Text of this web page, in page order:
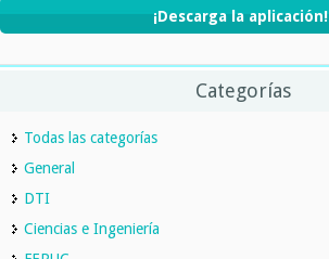
¡Descarga la aplicación!
Categorías
Todas las categorías
General
DTI
Ciencias e Ingeniería